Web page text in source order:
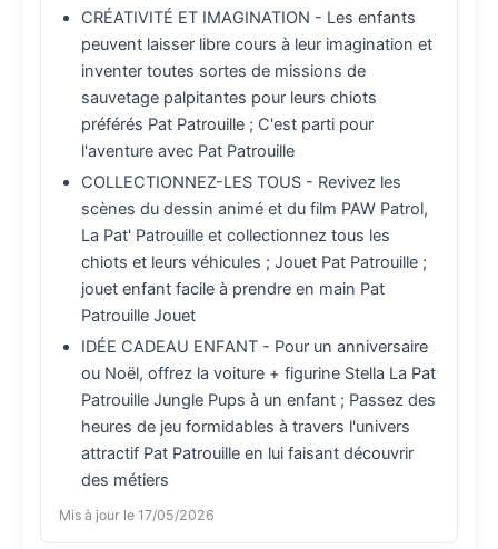
CRÉATIVITÉ ET IMAGINATION - Les enfants
peuvent laisser libre cours à leur imagination et
inventer toutes sortes de missions de
sauvetage palpitantes pour leurs chiots
préférés Pat Patrouille ; C'est parti pour
l'aventure avec Pat Patrouille
COLLECTIONNEZ-LES TOUS - Revivez les
scènes du dessin animé et du film PAW Patrol,
La Pat' Patrouille et collectionnez tous les
chiots et leurs véhicules ; Jouet Pat Patrouille ;
jouet enfant facile à prendre en main Pat
Patrouille Jouet
IDÉE CADEAU ENFANT - Pour un anniversaire
ou Noël, offrez la voiture + figurine Stella La Pat
Patrouille Jungle Pups à un enfant ; Passez des
heures de jeu formidables à travers l'univers
attractif Pat Patrouille en lui faisant découvrir
des métiers
Mis à jour le 17/05/2026